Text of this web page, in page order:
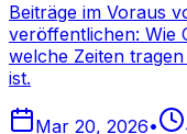
Beiträge im Voraus
veröffentlichen: Wie
welche Zeiten
ist.
Mar 20, 2026•